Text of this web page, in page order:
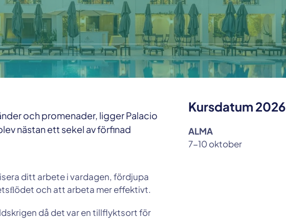
och promenader, ligger Palacio
nästan ett sekel av förfinad
ditt arbete i vardagen, fördjupa
och att arbeta mer effektivt.
då det var en tillflyktsort för
Kursdatum 2026
ALMA
7-10 oktober